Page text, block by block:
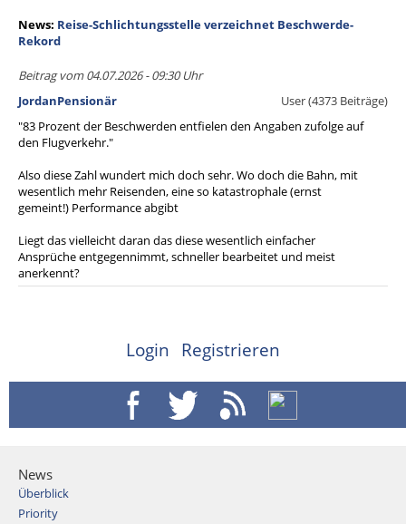
News: Reise-Schlichtungsstelle verzeichnet Beschwerde-
Rekord
Beitrag vom 04.07.2026 - 09:30 Uhr
JordanPensionär
User (4373 Beiträge)
"83 Prozent der Beschwerden entfielen den Angaben zufolge auf
den Flugverkehr."
Also diese Zahl wundert mich doch sehr. Wo doch die Bahn, mit
wesentlich mehr Reisenden, eine so katastrophale (ernst
gemeint!) Performance abgibt
Liegt das vielleicht daran das diese wesentlich einfacher
Ansprüche entgegennimmt, schneller bearbeitet und meist
anerkennt?
Login Registrieren
News
Überblick
Priority